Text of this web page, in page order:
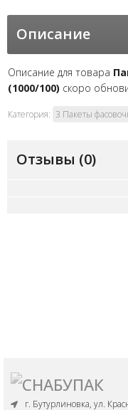
Описание
Описание для товара
(1000/100) скоро
Категория: 3 Пакеты
Отзывы (0)
г. Бутурлиновка, ул.